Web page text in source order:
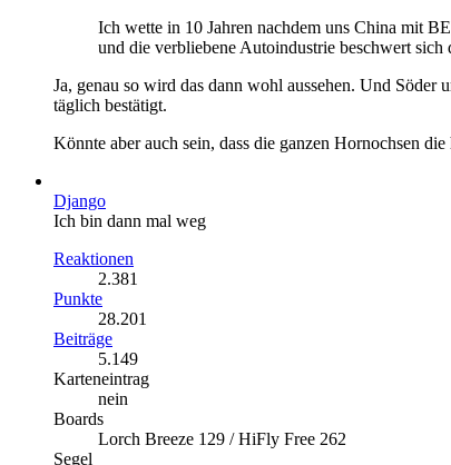
Ich wette in 10 Jahren nachdem uns China mit
und die verbliebene Autoindustrie beschwert
Ja, genau so wird das dann wohl aussehen. Und
täglich bestätigt.
Könnte aber auch sein, dass die ganzen Hornochsen
Django
Ich bin dann mal weg
Reaktionen
2.381
Punkte
28.201
Beiträge
5.149
Karteneintrag
nein
Boards
Lorch Breeze 129 / HiFly Free 262
Segel